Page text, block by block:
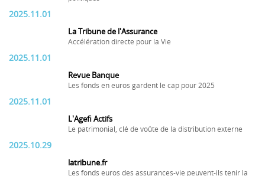
2025.11.01
La Tribune de l'Assurance
Accélération directe pour la Vie
2025.11.01
Revue Banque
Les fonds en euros gardent le cap pour 2025
2025.11.01
L'Agefi Actifs
Le patrimonial, clé de voûte de la distribution externe
2025.10.29
latribune.fr
Les fonds euros des assurances-vie peuvent-ils tenir la